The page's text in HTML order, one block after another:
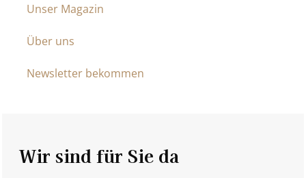
Unser Magazin
Über uns
Newsletter bekommen
Wir sind für Sie da